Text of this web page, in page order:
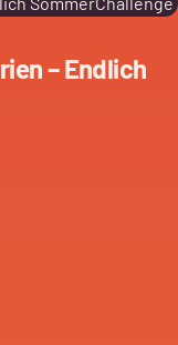
– Endlich